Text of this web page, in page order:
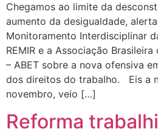
Chegamos ao limite da
aumento da desigualdade,
Monitoramento Interdisciplinar
REMIR e a Associação
– ABET sobre a nova ofensiva
dos direitos do trabalho. Eis a
novembro, veio […]
Reforma